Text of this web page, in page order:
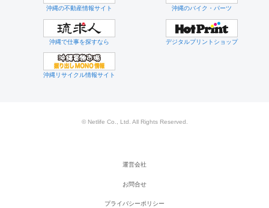
沖縄の不動産情報サイト 沖縄のバイク・パーツ
沖縄で仕事を探すなら デジタルプリントショップ
沖縄リサイクル情報サイト
© Netlife Co., Ltd. All Rights Reserved.
運営会社
お問合せ
プライバシーポリシー